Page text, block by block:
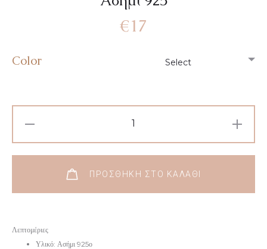
Λεπτομέριες
Υλικό: Ασήμι 925ο
€17
Color
ποσότητα
ΠΡΟΣΘΉΚΗ ΣΤΟ ΚΑΛΆΘΙ